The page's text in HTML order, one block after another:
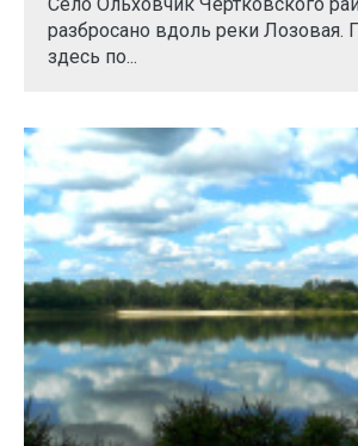
разбросано вдоль реки
здесь по...